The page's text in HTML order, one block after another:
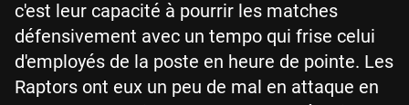
c'est leur capacité à pourrir les matches
défensivement avec un tempo qui frise celui
d'employés de la poste en heure de pointe. Les
Raptors ont eux un peu de mal en attaque en